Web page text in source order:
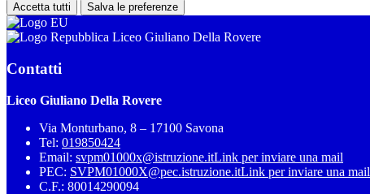
Accetta tutti Salva le preferenze
Liceo Giuliano Della Rovere
Contatti
Liceo Giuliano Della Rovere
Via Monturbano, 8 – 17100 Savona
Tel: 019850424
Email: svpm01000x@istruzione.itLink per inviare una mail
PEC: SVPM01000X@pec.istruzione.itLink per inviare una mail
C.F.: 80014290094